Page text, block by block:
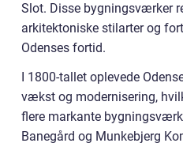
Slot. Disse bygningsværker
arkitektoniske stilarter og
Odenses fortid.
I 1800-tallet oplevede
vækst og modernisering,
flere markante
Banegård og Munkebjerg